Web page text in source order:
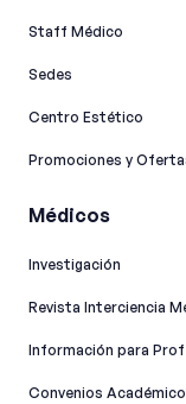
Staff Médico
Sedes
Centro Estético
Promociones y
Médicos
Investigación
Revista Interciencia
Información para
Convenios